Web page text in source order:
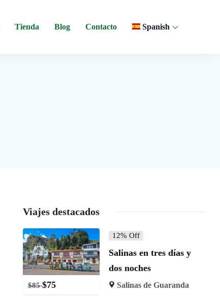
Tienda Blog Contacto Spanish
Viajes destacados
$85 $75
12% Off
Salinas en tres días y
dos noches
Salinas de Guaranda